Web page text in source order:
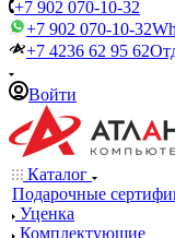
+7 902 070-10-32
+7 902 070-10-32
+7 4236 62 95 62
Войти
Каталог
Подарочные
Уценка
Комплектующие